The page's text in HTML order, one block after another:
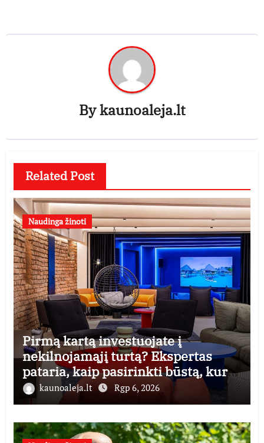
Bykaunoaleja.lt
Related Post
Naudinga žinoti
Pirmą kartą investuojate į
nekilnojamąjį turtą? Ekspertas
pataria, kaip pasirinkti būstą, kuris
generuos grąžą
kaunoaleja.lt Rgp 6, 2026